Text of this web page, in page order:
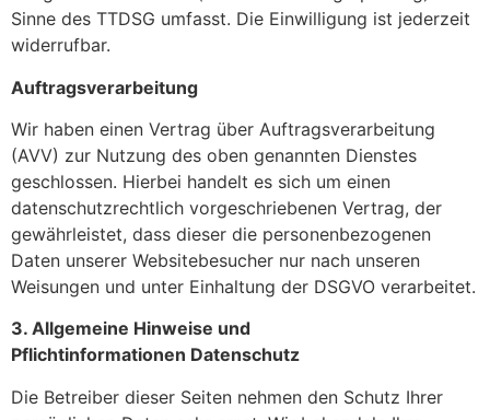
Sinne des TTDSG umfasst. Die Einwilligung ist jederzeit
widerrufbar.
Auftragsverarbeitung
Wir haben einen Vertrag über Auftragsverarbeitung
(AVV) zur Nutzung des oben genannten Dienstes
geschlossen. Hierbei handelt es sich um einen
datenschutzrechtlich vorgeschriebenen Vertrag, der
gewährleistet, dass dieser die personenbezogenen
Daten unserer Websitebesucher nur nach unseren
Weisungen und unter Einhaltung der DSGVO verarbeitet.
3. Allgemeine Hinweise und
Pflichtinformationen Datenschutz
Die Betreiber dieser Seiten nehmen den Schutz Ihrer